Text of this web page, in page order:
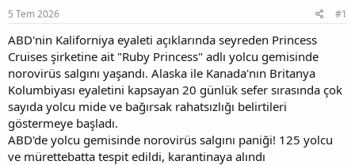
u
b
a
a
t
a
n
g
ı
ç
t
a
r
i
h
i
5 Tem 2026 #1
ABD'nin Kaliforniya eyaleti açıklarında seyreden Princess
Cruises şirketine ait "Ruby Princess" adlı yolcu gemisinde
norovirüs salgını yaşandı. Alaska ile Kanada'nın Britanya
Kolumbiyası eyaletini kapsayan 20 günlük sefer sırasında çok
sayıda yolcu mide ve bağırsak rahatsızlığı belirtileri
göstermeye başladı.
ABD'de yolcu gemisinde norovirüs salgını paniği! 125 yolcu
ve mürettebatta tespit edildi, karantinaya alındı